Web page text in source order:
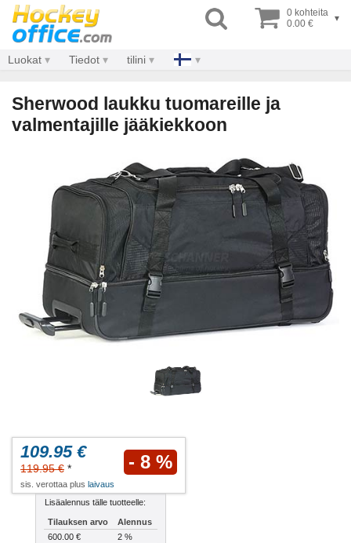
0 kohteita
0.00 €
▾
Luokat Tiedot tilini
Sherwood laukku tuomareille ja
valmentajille jääkiekkoon
109.95 €
119.95 € * - 8 %
sis. verottaa plus laivaus
Lisäalennus tälle tuotteelle:
Tilauksen arvo
Alennus
600.00 €
2 %